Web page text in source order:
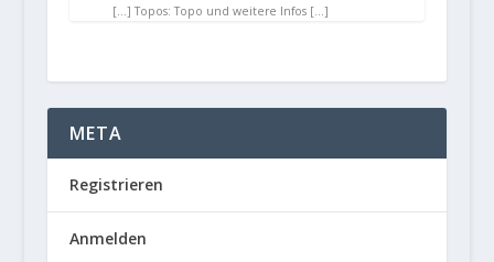
[…] Topos: Topo und weitere Infos […]
META
Registrieren
Anmelden